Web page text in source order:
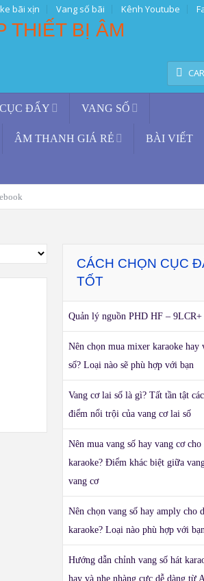
bãi xịn Vang số bãi Kênh Youtube
CỤC ĐẨY VANG SỐ
ÂM THANH GIÁ RẺ BÀI VIẾT
CÁCH CHỌN CỤC
TỐT
Quản lý nguồn PHD HF – 9LCR+
Nên chọn mua mixer karaoke hay
số? Loại nào sẽ phù hợp với bạn
Vang cơ lai số là gì? Tất tần tật
điểm nổi trội của vang cơ lai số
Nên mua vang số hay vang cơ cho
karaoke? Điểm khác biệt giữa
vang cơ
Nên chọn vang số hay amply cho
karaoke? Loại nào phù hợp với
Hướng dẫn chỉnh vang số hát
hay và nhẹ nhàng cực dễ dàng từ